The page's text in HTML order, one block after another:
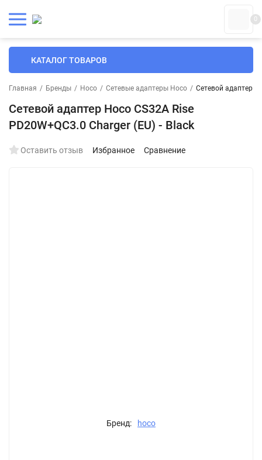
0
КАТАЛОГ ТОВАРОВ
Главная / Бренды / Hoco / Сетевые адаптеры Hoco / Сетевой адаптер
Сетевой адаптер Hoco CS32A Rise
PD20W+QC3.0 Charger (EU) - Black
Оставить отзыв Избранное Сравнение
Бренд: hoco